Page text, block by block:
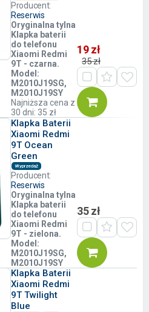
Producent:
Reserwis
Oryginalna tylna
Klapka baterii
do telefonu
Xiaomi Redmi
9T - czarna.
Model:
M2010J19SG,
M2010J19SY
Najniższa cena z
30 dni: 35 zł
19 zł
35 zł
Klapka Baterii
Xiaomi Redmi
9T Ocean
Green
Wyprzedaż
Producent:
Reserwis
Oryginalna tylna
Klapka baterii
do telefonu
Xiaomi Redmi
9T - zielona.
Model:
M2010J19SG,
M2010J19SY
35 zł
Klapka Baterii
Xiaomi Redmi
9T Twilight
Blue